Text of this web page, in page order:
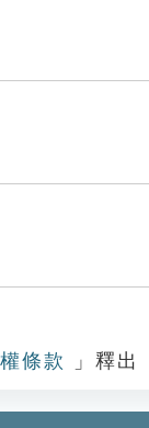
條款 」釋出